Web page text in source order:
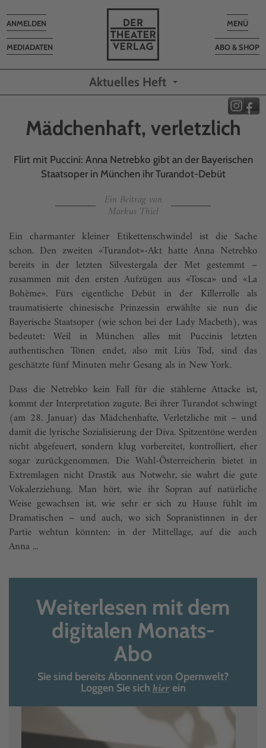
Toggle
MENÜ
ABO & SHOP
MEDIADATEN
Toggle
navigation
ANMELDEN
Aktuelles Heft
Mädchenhaft, verletzlich
Flirt mit Puccini: Anna Netrebko gibt an der Bayerischen
Staatsoper in München ihr Turandot-Debüt
Ein Beitrag von
Markus Thiel
Ein charmanter kleiner Etikettenschwindel ist die Sache
schon. Den zweiten «Turandot»-Akt hatte Anna Netrebko
bereits in der letzten Silvestergala der Met gestemmt –
zusammen mit den ersten Aufzügen aus «Tosca» und «La
Bohème». Fürs eigentliche Debüt in der Killerrolle als
traumatisierte chinesische Prinzessin erwählte sie nun die
Bayerische Staatsoper (wie schon bei der Lady Macbeth), was
bedeutet: Weil in München alles mit Puccinis letzten
authentischen Tönen endet, also mit Liùs Tod, sind das
geschätzte fünf Minuten mehr Gesang als in New York.
Dass die Netrebko kein Fall für die stählerne Attacke ist,
kommt der Interpretation zugute. Bei ihrer Turandot schwingt
(am 28. Januar) das Mädchenhafte, Verletzliche mit – und
damit die lyrische Sozialisierung der Diva. Spitzentöne werden
nicht abgefeuert, sondern klug vorbereitet, kontrolliert, eher
sogar zurückgenommen. Die Wahl-Österreicherin bietet in
Extremlagen nicht Drastik aus Notwehr, sie wahrt die gute
Vokalerziehung. Man hört, wie ihr Sopran auf natürliche
Weise gewachsen ist, wie sehr er sich zu Hause fühlt im
Dramatischen – und auch, wo sich Sopranistinnen in der
Partie wehtun könnten: in der Mittellage, auf die auch
Anna ...
Weiterlesen mit dem
digitalen Monats-
Abo
Sie sind bereits Abonnent von Opernwelt?
Loggen Sie sich hierein